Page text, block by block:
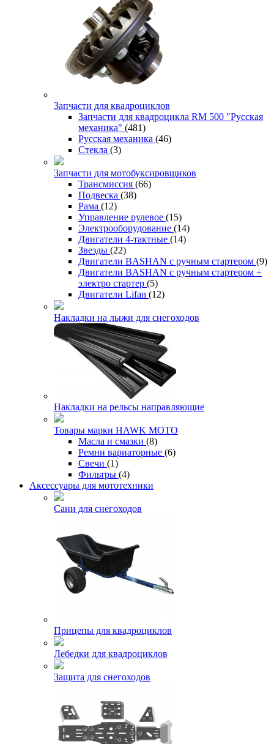
Запчасти для квадроциклов
Запчасти для квадроцикла RM 500 "Русская
механика" (481)
Русская механика (46)
Стекла (3)
Запчасти для мотобуксировщиков
Трансмиссия (66)
Подвеска (38)
Рама (12)
Управление рулевое (15)
Электрооборудование (14)
Двигатели 4-тактные (14)
Звезды (22)
Двигатели BASHAN с ручным стартером (9)
Двигатели BASHAN с ручным стартером +
электро стартер (5)
Двигатели Lifan (12)
Накладки на лыжи для снегоходов
Накладки на рельсы направляющие
Товары марки HAWK MOTO
Масла и смазки (8)
Ремни вариаторные (6)
Свечи (1)
Фильтры (4)
Аксессуары для мототехники
Сани для снегоходов
Прицепы для квадроциклов
Лебедки для квадроциклов
Защита для снегоходов